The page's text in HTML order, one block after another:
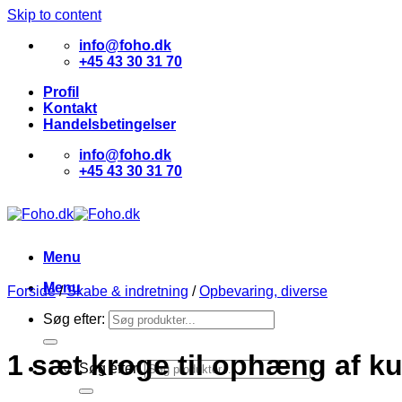
Skip to content
info@foho.dk
+45 43 30 31 70
Profil
Kontakt
Handelsbetingelser
info@foho.dk
+45 43 30 31 70
Menu
Menu
Søg efter:
Søg efter:
Forside / Skabe & indretning / Opbevaring, diverse
1 sæt kroge til ophæng af